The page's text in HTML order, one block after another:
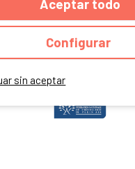
sin aceptar
Aceptar todo
Configurar